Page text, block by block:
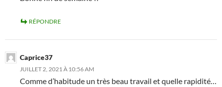
RÉPONDRE
Caprice37
JUILLET 2, 2021 À 10:56 AM
Comme d’habitude un très beau travail et quelle rapidité…